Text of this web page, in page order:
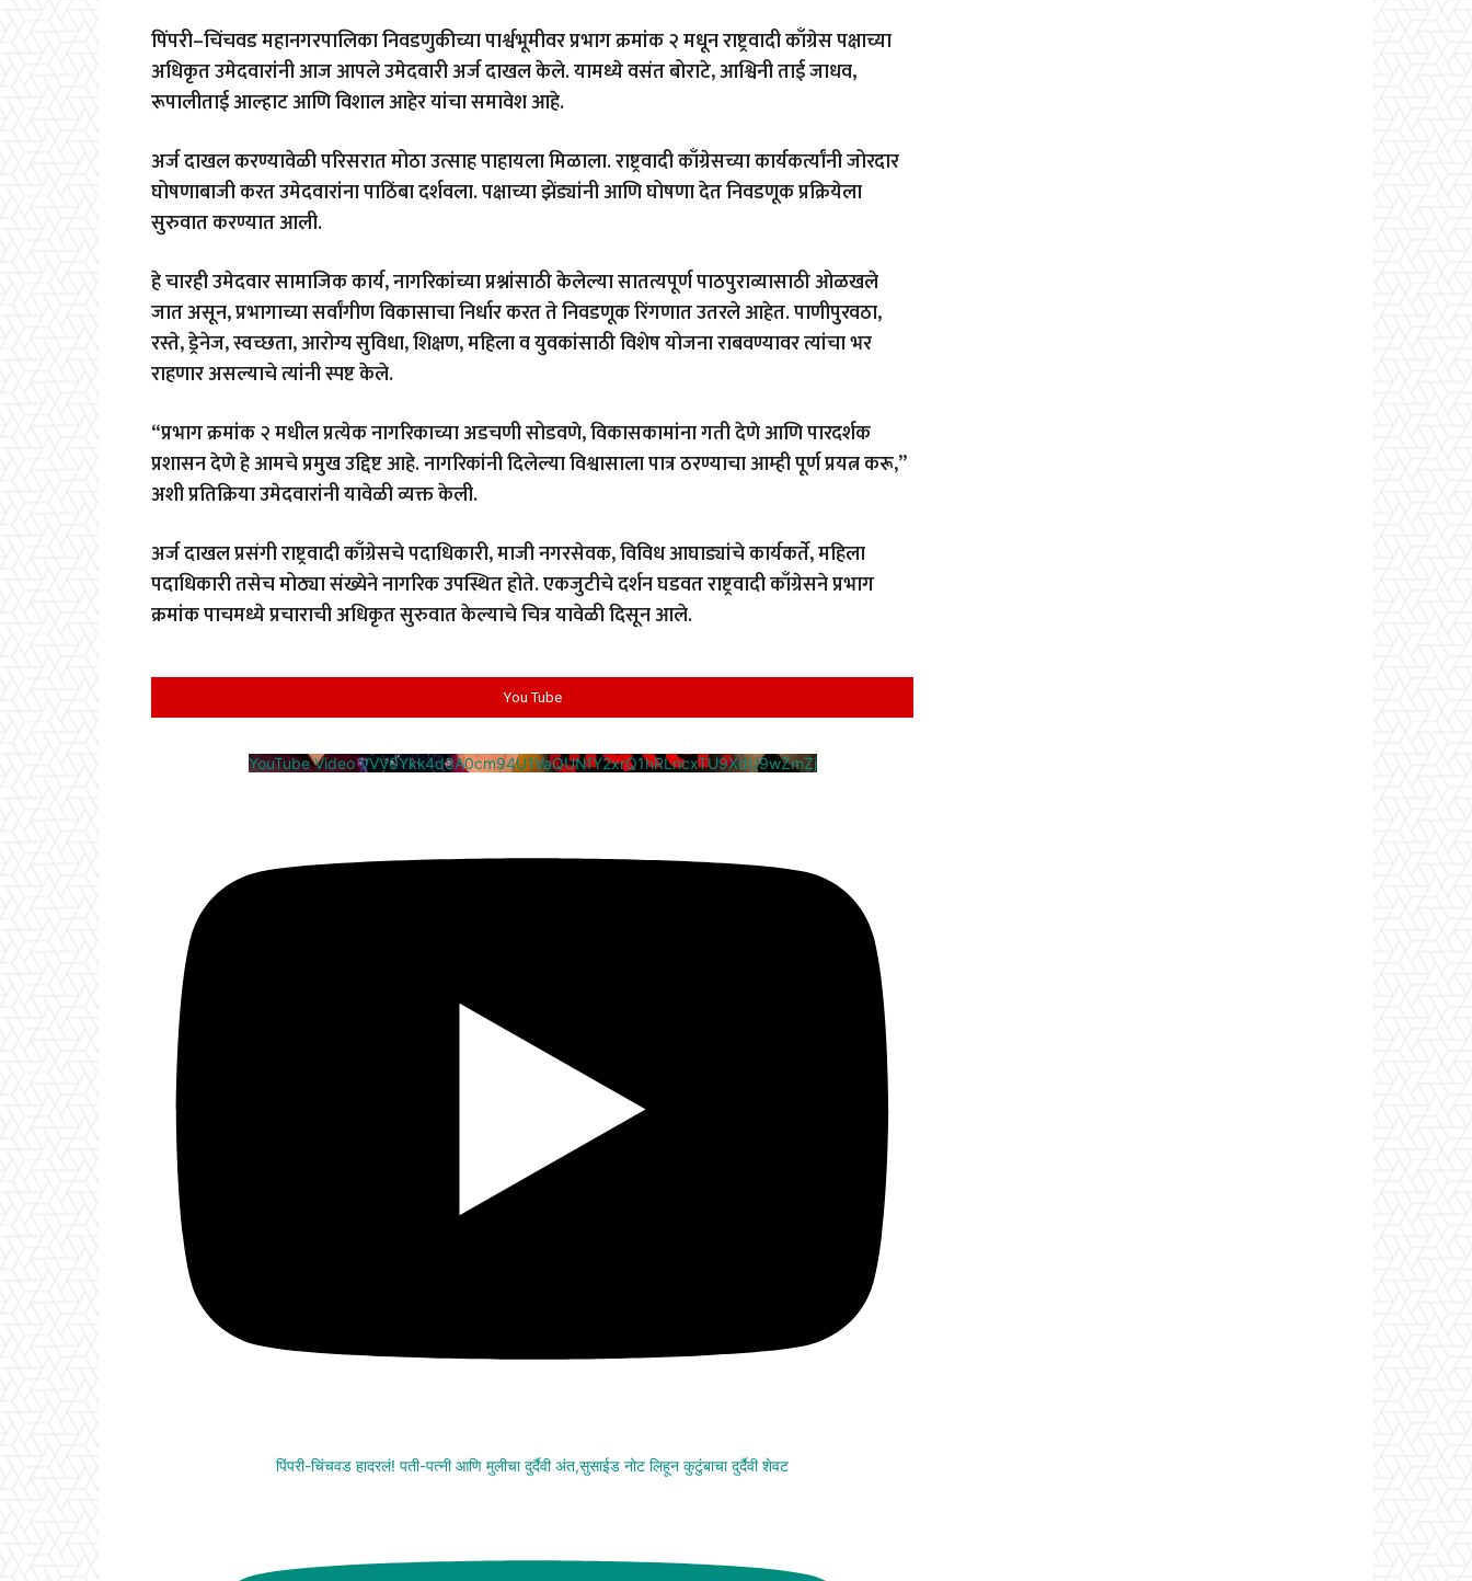
पिंपरी–चिंचवड महानगरपालिका निवडणुकीच्या पार्श्वभूमीवर प्रभाग क्रमांक २ मधून राष्ट्रवादी काँग्रेस पक्षाच्या
अधिकृत उमेदवारांनी आज आपले उमेदवारी अर्ज दाखल केले. यामध्ये वसंत बोराटे, आश्विनी ताई जाधव,
रूपालीताई आल्हाट आणि विशाल आहेर यांचा समावेश आहे.
अर्ज दाखल करण्यावेळी परिसरात मोठा उत्साह पाहायला मिळाला. राष्ट्रवादी काँग्रेसच्या कार्यकर्त्यांनी जोरदार
घोषणाबाजी करत उमेदवारांना पाठिंबा दर्शवला. पक्षाच्या झेंड्यांनी आणि घोषणा देत निवडणूक प्रक्रियेला
सुरुवात करण्यात आली.
हे चारही उमेदवार सामाजिक कार्य, नागरिकांच्या प्रश्नांसाठी केलेल्या सातत्यपूर्ण पाठपुराव्यासाठी ओळखले
जात असून, प्रभागाच्या सर्वांगीण विकासाचा निर्धार करत ते निवडणूक रिंगणात उतरले आहेत. पाणीपुरवठा,
रस्ते, ड्रेनेज, स्वच्छता, आरोग्य सुविधा, शिक्षण, महिला व युवकांसाठी विशेष योजना राबवण्यावर त्यांचा भर
राहणार असल्याचे त्यांनी स्पष्ट केले.
“प्रभाग क्रमांक २ मधील प्रत्येक नागरिकाच्या अडचणी सोडवणे, विकासकामांना गती देणे आणि पारदर्शक
प्रशासन देणे हे आमचे प्रमुख उद्दिष्ट आहे. नागरिकांनी दिलेल्या विश्वासाला पात्र ठरण्याचा आम्ही पूर्ण प्रयत्न करू,”
अशी प्रतिक्रिया उमेदवारांनी यावेळी व्यक्त केली.
अर्ज दाखल प्रसंगी राष्ट्रवादी काँग्रेसचे पदाधिकारी, माजी नगरसेवक, विविध आघाड्यांचे कार्यकर्ते, महिला
पदाधिकारी तसेच मोठ्या संख्येने नागरिक उपस्थित होते. एकजुटीचे दर्शन घडवत राष्ट्रवादी काँग्रेसने प्रभाग
क्रमांक पाचमध्ये प्रचाराची अधिकृत सुरुवात केल्याचे चित्र यावेळी दिसून आले.
You Tube
YouTube Video VVV0Ykk4d3A0cm94U1VaQUNfY2xrQ1hRLncxTU9XdU9wZmZj
पिंपरी-चिंचवड हादरलं! पती-पत्नी आणि मुलीचा दुर्दैवी अंत,सुसाईड नोट लिहून कुटुंबाचा दुर्दैवी शेवट